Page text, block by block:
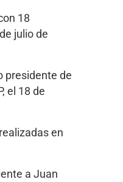
18
julio de
presidente de
el 18 de
en
a Juan